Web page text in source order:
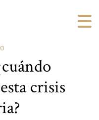
crisis